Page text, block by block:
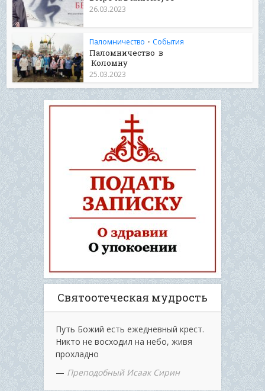
26.03.2023
Паломничество • События
Паломничество в
Коломну
25.03.2023
Святоотеческая мудрость
Путь Божий есть ежедневный крест.
Никто не восходил на небо, живя
прохладно
— Преподобный Исаак Сирин